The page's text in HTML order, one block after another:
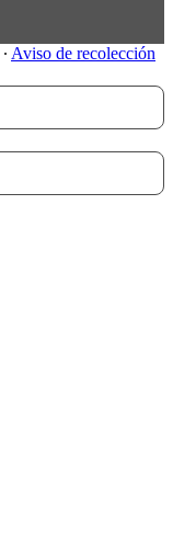
∙ Aviso de recolección